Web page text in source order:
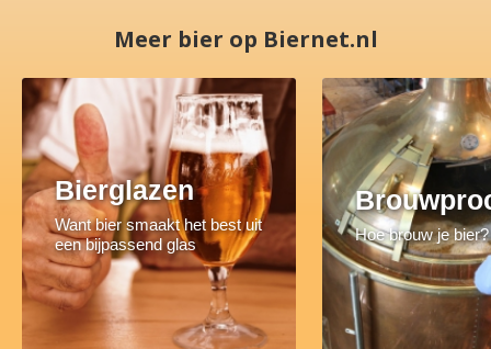
Meer bier op Biernet.nl
Bierglazen
Want bier smaakt het best uit
een bijpassend glas
Hoe brouw je bier?